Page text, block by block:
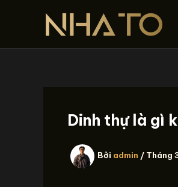
dung
Dinh thự là gì
Bởi admin / Tháng